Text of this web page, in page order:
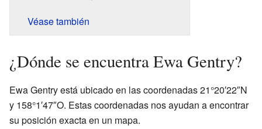
Véase también
¿Dónde se encuentra Ewa Gentry?
Ewa Gentry está ubicado en las coordenadas 21°20′22″N
y 158°1′47″O. Estas coordenadas nos ayudan a encontrar
su posición exacta en un mapa.